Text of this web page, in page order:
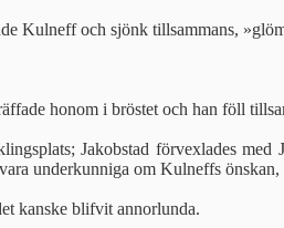
Kulneff och sjönk tillsammans,
honom i bröstet och han föll
Jakobstad förvexlades med
underkunniga om Kulneffs önskan,
kanske blifvit annorlunda.